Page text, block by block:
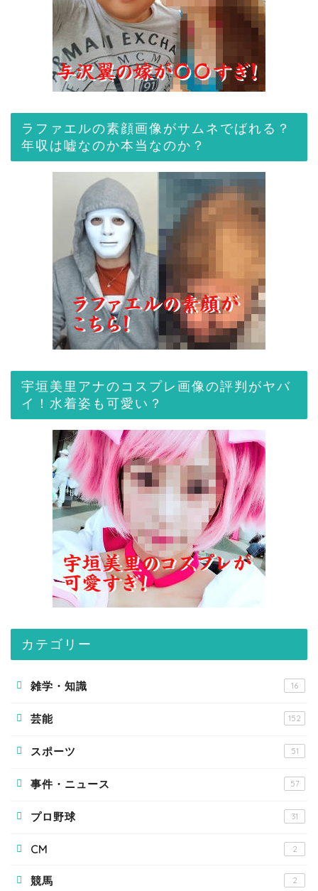
ラファエルの素顔画像がサムネでばれる？
年収は嘘なのか本当なのか？
宇垣美里アナのコスプレ画像の評判がヤバ
イ！水着姿も可愛い？
カテゴリー
雑学・知識 16
芸能 152
スポーツ 51
事件・ニュース 57
プロ野球 31
CM 2
競馬 2